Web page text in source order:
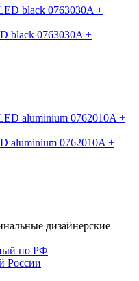
black 0763030A +
aluminium 0762010A +
дизайнерские
по РФ
России